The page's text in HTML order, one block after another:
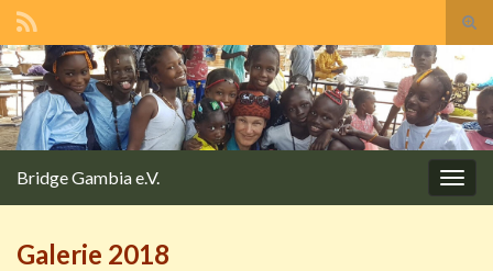
Search for:
Bridge Gambia e.V.
Galerie 2018